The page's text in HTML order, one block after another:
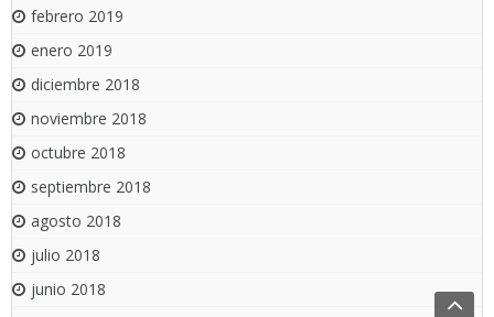
febrero 2019
enero 2019
diciembre 2018
noviembre 2018
octubre 2018
septiembre 2018
agosto 2018
julio 2018
junio 2018